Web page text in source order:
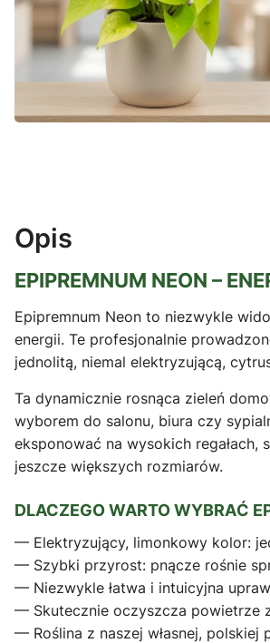
Opis
EPIPREMNUM NEON –
Epipremnum Neon to niezwykle
energii. Te profesjonalnie
jednolitą, niemal elektryzującą,
Ta dynamicznie rosnąca zieleń
wyborem do salonu, biura czy
eksponować na wysokich
jeszcze większych rozmiarów.
DLACZEGO WARTO WYBRAĆ
— Elektryzujący, limonkowy kolor:
— Szybki przyrost: pnącze rośnie
— Niezwykle łatwa i intuicyjna
— Skutecznie oczyszcza powietrze
— Roślina z naszej własnej,